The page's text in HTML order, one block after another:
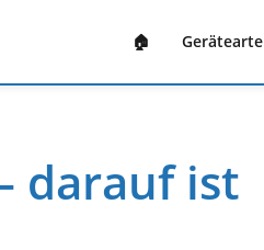
🏠
darauf ist